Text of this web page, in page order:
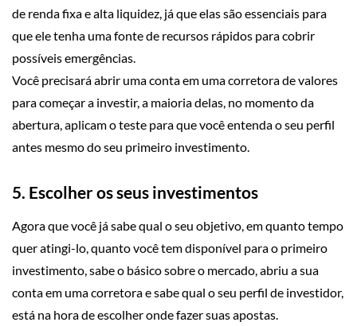
de renda fixa e alta liquidez, já que elas são essenciais para
que ele tenha uma fonte de recursos rápidos para cobrir
possíveis emergências.
Você precisará abrir uma conta em uma corretora de valores
para começar a investir, a maioria delas, no momento da
abertura, aplicam o teste para que você entenda o seu perfil
antes mesmo do seu primeiro investimento.
5. Escolher os seus investimentos
Agora que você já sabe qual o seu objetivo, em quanto tempo
quer atingi-lo, quanto você tem disponível para o primeiro
investimento, sabe o básico sobre o mercado, abriu a sua
conta em uma corretora e sabe qual o seu perfil de investidor,
está na hora de escolher onde fazer suas apostas.